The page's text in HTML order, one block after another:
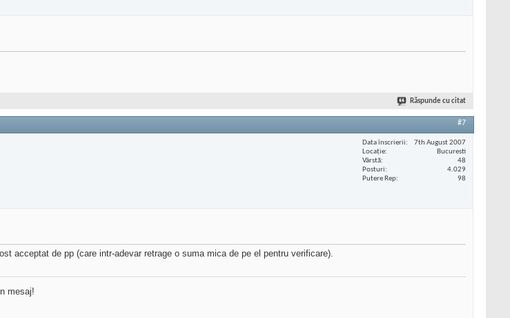
Răspunde cu citat
#7
Data înscrierii
7th August 2007
Locaţie
Bucuresti
Vârstă
48
Posturi
4.029
Putere Rep
98
acceptat de pp (care intr-adevar retrage o suma mica de pe el pentru verificare).
mesaj!